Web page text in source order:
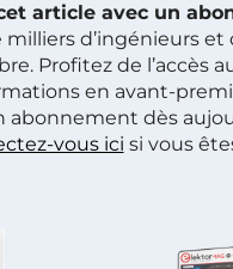
article avec un
d’ingénieurs
Profitez de l’accès
en avant-
abonnement dès
vous ici si vous